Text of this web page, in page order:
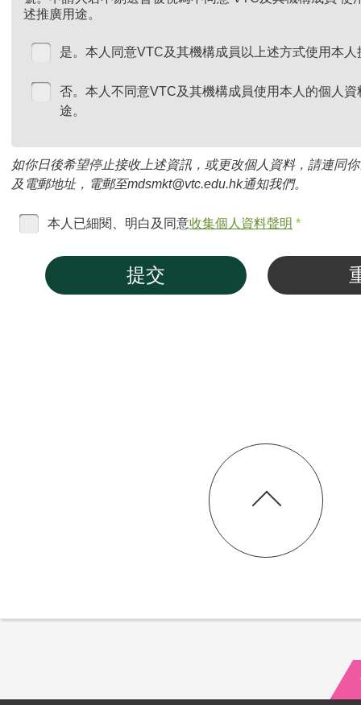
述推廣用途。
是。本人同意VTC及其機構成員以上述方式使用本
否。本人不同意VTC及其機構成員使用本人的個人
途。
如你日後希望停止接收上述資訊，或更改個人資料，請連同
及電郵地址，電郵至mdsmkt@vtc.edu.hk通知我們。
本人已細閱、明白及同意收集個人資料聲明 *
提交